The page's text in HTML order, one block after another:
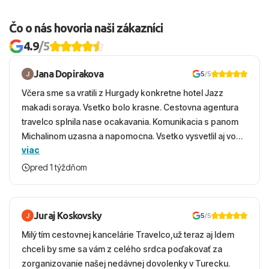
Čo o nás hovoria naši zákazníci
4.9/5
Jana Dopirakova 5/5
Včera sme sa vratili z Hurgady konkretne hotel Jazz
makadi soraya. Vsetko bolo krasne. Cestovna agentura
travelco splnila nase ocakavania. Komunikacia s panom
Michalinom uzasna a napomocna. Vsetko vysvetlil aj vo
vecernych hodinach zaco sa ospravedlnujem. Hotel
krasny, cisty. Sluzby top. Strava, prostredie, more,
viac
pred 1 týždňom
Juraj Koskovsky 5/5
Milý tím cestovnej kancelárie Travelco,už teraz aj Idem
chceli by sme sa vám z celého srdca poďakovať za
zorganizovanie našej nedávnej dovolenky v Turecku.